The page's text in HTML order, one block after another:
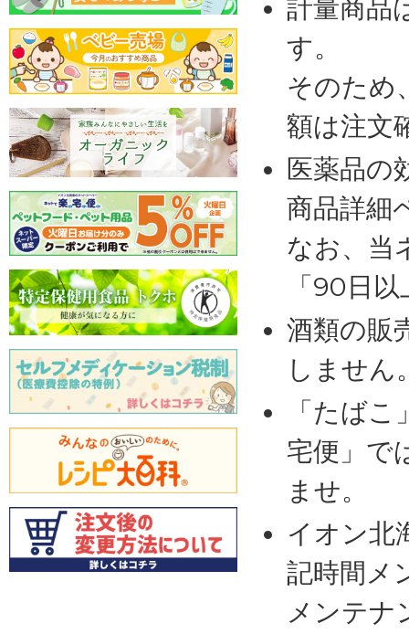
計量商品
す。
そのため
額は注文
医薬品の
商品詳細
なお、当
「90日
酒類の販
しません
「たば
宅便」で
ませ。
イオン北
記時間メ
メンテナ